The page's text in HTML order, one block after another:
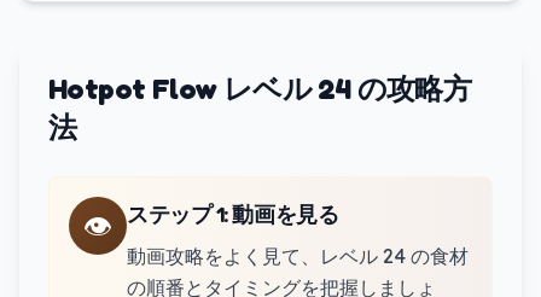
Hotpot Flow レベル 24 の攻略方
法
👁️ ステップ 1:動画を見る
動画攻略をよく見て、レベル 24 の食材
の順番とタイミングを把握しましょ